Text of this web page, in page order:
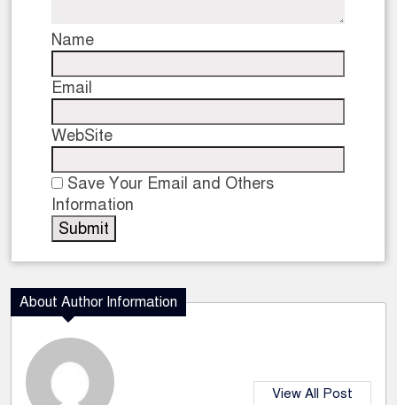
Name
Email
WebSite
Save Your Email and Others
Information
About Author Information
View All Post